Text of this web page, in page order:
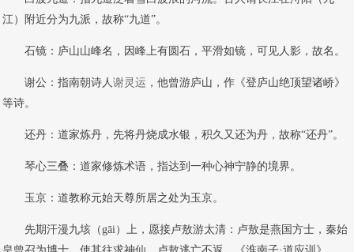
江）附近分为九派，故称“九道”。
石镜：庐山山峰名，因峰上有圆石，平滑如镜，可见人影，故名。
谢公：指南朝诗人谢灵运 ，他曾游庐山，作《登庐山绝顶望诸峤》
等诗。
还丹：道家炼丹，先将丹烧成水银，积久又还为丹，故称“还丹”。
琴心三叠：道家修炼术语，指达到一种心神宁静的境界。
玉京：道教称元始天尊所居之处为玉京。
先期汗漫九垓（gāi）上，愿接卢敖游太清：卢敖是燕国方士，秦始